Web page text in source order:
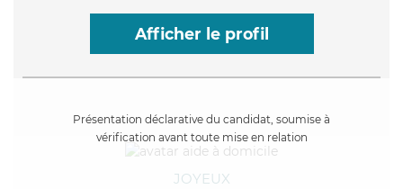
Afficher le profil
Présentation déclarative du candidat, soumise à
vérification avant toute mise en relation
JOYEUX